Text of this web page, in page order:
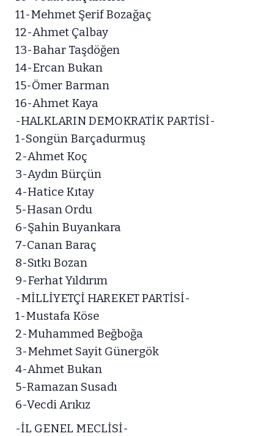
11-Mehmet Şerif Bozağaç
12-Ahmet Çalbay
13-Bahar Taşdöğen
14-Ercan Bukan
15-Ömer Barman
16-Ahmet Kaya
-HALKLARIN DEMOKRATİK PARTİSİ-
1-Songün Barçadurmuş
2-Ahmet Koç
3-Aydın Bürçün
4-Hatice Kıtay
5-Hasan Ordu
6-Şahin Buyankara
7-Canan Baraç
8-Sıtkı Bozan
9-Ferhat Yıldırım
-MİLLİYETÇİ HAREKET PARTİSİ-
1-Mustafa Köse
2-Muhammed Beğboğa
3-Mehmet Sayit Günergök
4-Ahmet Bukan
5-Ramazan Susadı
6-Vecdi Arıkız
-İL GENEL MECLİSİ-